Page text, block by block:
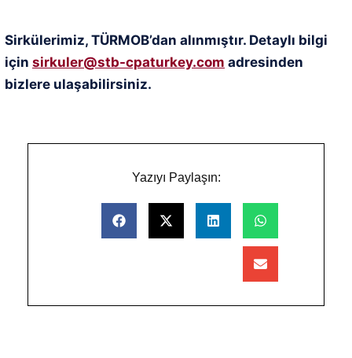
Sirkülerimiz, TÜRMOB’dan alınmıştır. Detaylı bilgi
için sirkuler@stb-cpaturkey.com adresinden
bizlere ulaşabilirsiniz.
Yazıyı Paylaşın: